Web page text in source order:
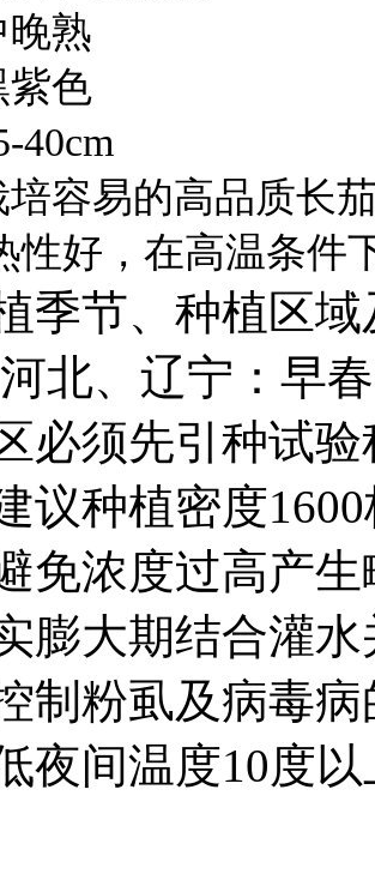
晚熟
紫色
40cm
容易的高品质长
性好，在高温条件
季节、种植区
北、辽宁：早
必须先引种试
议种植密度
免浓度过高产
膨大期结合灌
制粉虱及病毒
夜间温度10度